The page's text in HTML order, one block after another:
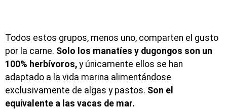
Todos estos grupos, menos uno, comparten el gusto
por la carne. Solo los manatíes y dugongos son un
100% herbívoros, y únicamente ellos se han
adaptado a la vida marina alimentándose
exclusivamente de algas y pastos. Son el
equivalente a las vacas de mar.